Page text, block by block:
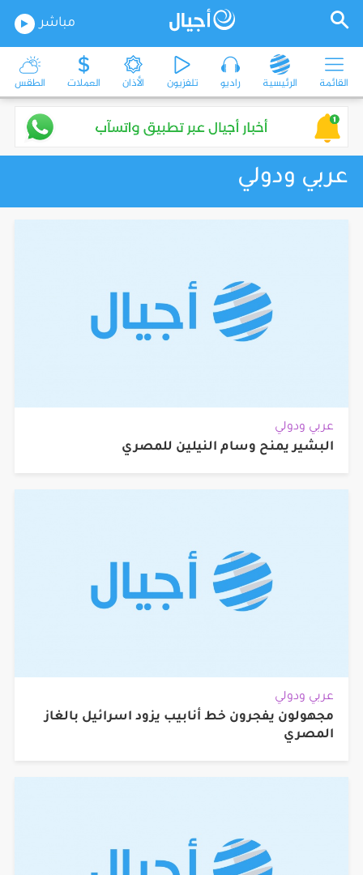
مباشر
القائمة الرئيسية راديو تلفزيون الأذان العملات الطقس
عربي ودولي
عربي ودولي
البشير يمنح وسام النيلين للمصري
عربي ودولي
مجهولون يفجرون خط أنابيب يزود اسرائيل بالغاز
المصري